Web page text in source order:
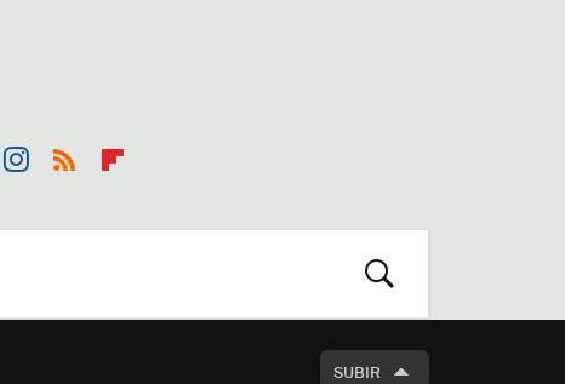
agr
boa
BUSCAR
SUBIR